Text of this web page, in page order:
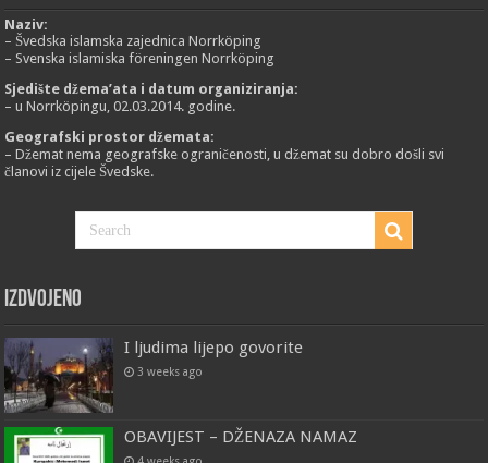
Naziv:
– Švedska islamska zajednica Norrköping
– Svenska islamiska föreningen Norrköping
Sjedište džema’ata i datum organiziranja:
– u Norrköpingu, 02.03.2014. godine.
Geografski prostor džemata:
– Džemat nema geografske ograničenosti, u džemat su dobro došli svi
članovi iz cijele Švedske.
Izdvojeno
I ljudima lijepo govorite
3 weeks ago
OBAVIJEST – DŽENAZA NAMAZ
4 weeks ago